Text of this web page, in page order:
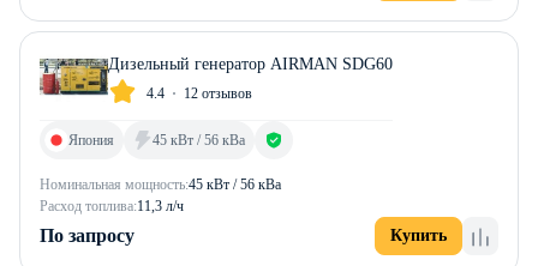
Дизельный генератор AIRMAN SDG60
4.4 12 отзывов
Номинальная мощность:45 кВт / 56 кВа
Расход топлива:11,3 л/ч
Япония 45 кВт / 56 кВа
По запросу Купить